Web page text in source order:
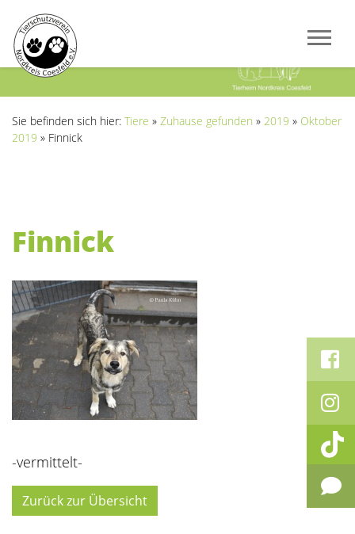
Sie befinden sich hier: Tiere » Zuhause gefunden » 2019 » Oktober
2019 » Finnick
Finnick
-vermittelt-
Zurück zur Übersicht